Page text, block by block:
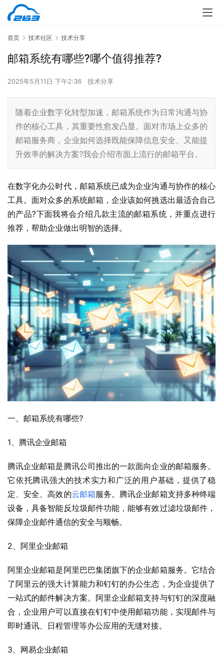
首页 技术社区 技术分享
邮箱系统有哪些?哪个值得推荐?
2025年5月11日 下午2:36 技术分享
随着企业数字化转型加速，邮箱系统作为日常沟通与协
作的核心工具，其重要性愈发凸显。面对市场上众多的
邮箱服务商，企业如何选择既能保障信息安全、又能提
升效率的解决方案?我会介绍市面上流行的邮箱平台。
在数字化办公时代，邮箱系统已成为企业沟通与协作的核心
工具。面对众多的系统邮箱，企业该如何挑选出最适合自己
的产品?下面我将会介绍几款主流的邮箱系统，并重点进行
推荐，帮助企业做出明智的选择。
一、邮箱系统有哪些?
1、腾讯企业邮箱
腾讯企业邮箱是腾讯公司推出的一款面向企业的邮箱服务。
它依托腾讯强大的技术实力和广泛的用户基础，提供了稳
定、安全、高效的云邮箱服务。腾讯企业邮箱支持多种终端
设备，具备智能反垃圾邮件功能，能够有效过滤垃圾邮件，
保障企业邮件通信的安全与顺畅。
2、阿里企业邮箱
阿里企业邮箱是阿里巴巴集团旗下的企业邮箱服务。它结合
了阿里云的强大计算能力和钉钉的办公生态，为企业提供了
一站式的邮件解决方案。阿里企业邮箱支持与钉钉的深度融
合，企业用户可以直接在钉钉中使用邮箱功能，实现邮件与
即时通讯、日程管理等办公应用的无缝对接。
3、网易企业邮箱